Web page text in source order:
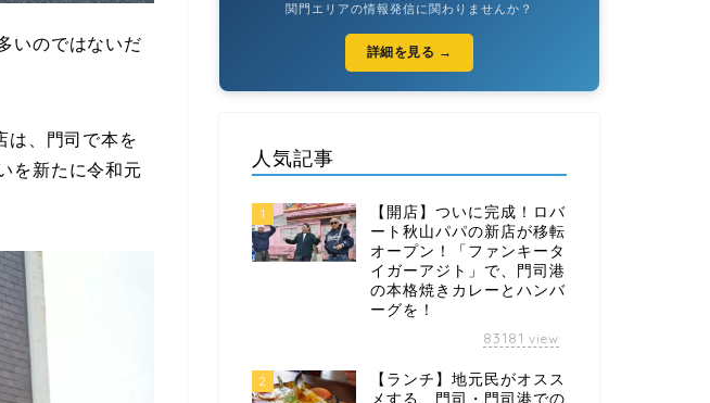
いのではないだ
は、門司で本を
を新たに令和元
関門エリアの情報発信に関わりませんか？
詳細を見る →
人気記事
1
【開店】ついに完成！ロバ
ート秋山パパの新店が移転
オープン！「ファンキータ
イガーアジト」で、門司港
の本格焼きカレーとハンバ
ーグを！
83181 view
2
【ランチ】地元民がオスス
メする、門司・門司港での